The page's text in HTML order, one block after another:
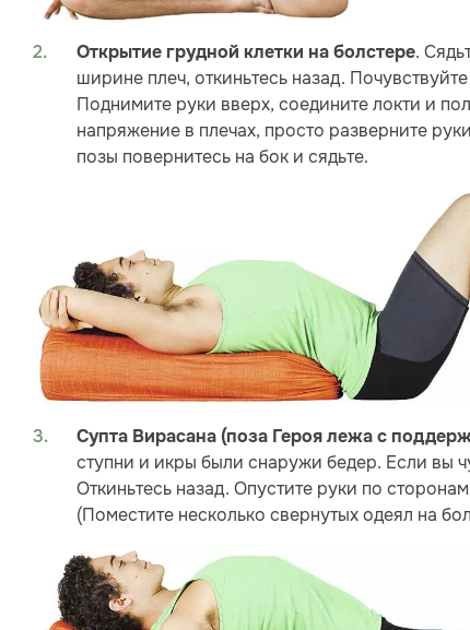
Открытие грудной клетки на болстере.
ширине плеч, откиньтесь назад.
Поднимите руки вверх, соедините локти и
напряжение в плечах, просто разверните
позы повернитесь на бок и сядьте.
Супта Вирасана (поза Героя лежа с
ступни и икры были снаружи бедер. Если вы
Откиньтесь назад. Опустите руки по
(Поместите несколько свернутых одеял на